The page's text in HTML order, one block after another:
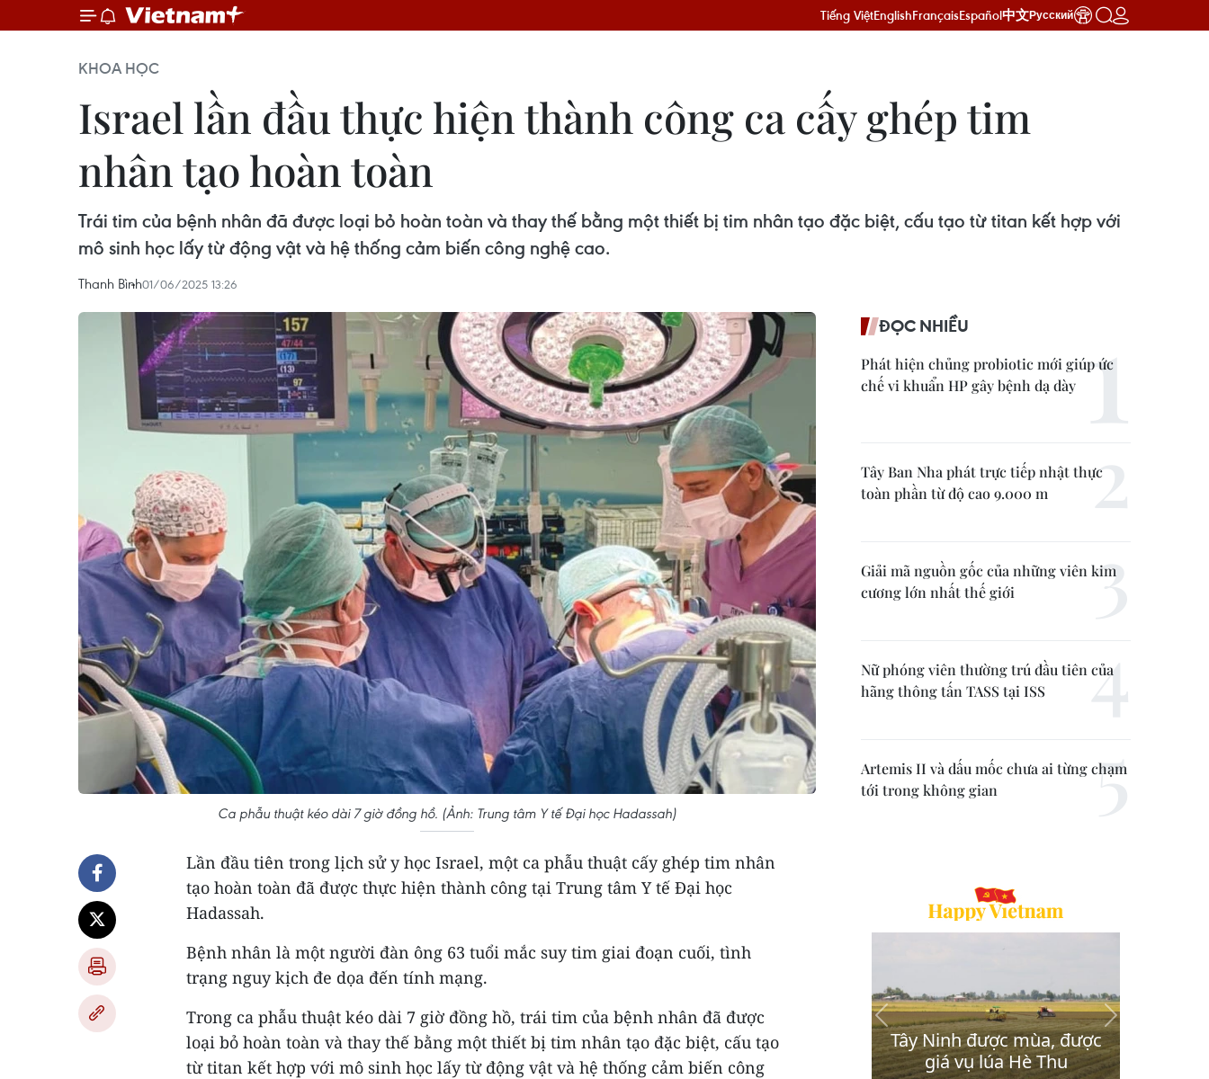
Tiếng ViệtEnglishFrançaisEspañol中文Русский
KHOA HỌC
Israel lần đầu thực hiện thành công ca cấy ghép tim
nhân tạo hoàn toàn
Trái tim của bệnh nhân đã được loại bỏ hoàn toàn và thay thế bằng một thiết bị tim nhân tạo đặc biệt, cấu tạo từ titan kết hợp với
mô sinh học lấy từ động vật và hệ thống cảm biến công nghệ cao.
Thanh Bình01/06/2025 13:26
Ca phẫu thuật kéo dài 7 giờ đồng hồ. (Ảnh: Trung tâm Y tế Đại học Hadassah)
Lần đầu tiên trong lịch sử y học Israel, một ca phẫu thuật cấy ghép tim nhân
tạo hoàn toàn đã được thực hiện thành công tại Trung tâm Y tế Đại học
Hadassah.
Bệnh nhân là một người đàn ông 63 tuổi mắc suy tim giai đoạn cuối, tình
trạng nguy kịch đe dọa đến tính mạng.
Trong ca phẫu thuật kéo dài 7 giờ đồng hồ, trái tim của bệnh nhân đã được
loại bỏ hoàn toàn và thay thế bằng một thiết bị tim nhân tạo đặc biệt, cấu tạo
từ titan kết hợp với mô sinh học lấy từ động vật và hệ thống cảm biến công
ĐỌC NHIỀU
Phát hiện chủng probiotic mới giúp ức
chế vi khuẩn HP gây bệnh dạ dày
Tây Ban Nha phát trực tiếp nhật thực
toàn phần từ độ cao 9.000 m
Giải mã nguồn gốc của những viên kim
cương lớn nhất thế giới
Nữ phóng viên thường trú đầu tiên của
hãng thông tấn TASS tại ISS
Artemis II và dấu mốc chưa ai từng chạm
tới trong không gian